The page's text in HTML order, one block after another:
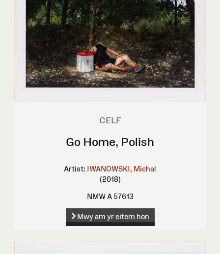
CELF
Go Home, Polish
Artist: IWANOWSKI, Michal
(2018)
NMW A 57613
Mwy am yr eitem hon